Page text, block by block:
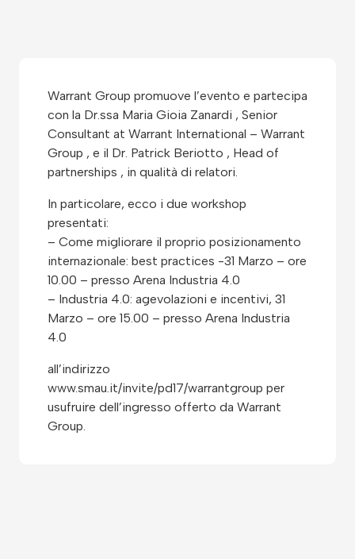
Warrant Group promuove l’evento e partecipa
con la Dr.ssa Maria Gioia Zanardi , Senior
Consultant at Warrant International – Warrant
Group , e il Dr. Patrick Beriotto , Head of
partnerships , in qualità di relatori.
In particolare, ecco i due workshop
presentati:
– Come migliorare il proprio posizionamento
internazionale: best practices -31 Marzo – ore
10.00 – presso Arena Industria 4.0
– Industria 4.0: agevolazioni e incentivi, 31
Marzo – ore 15.00 – presso Arena Industria
4.0
all’indirizzo
www.smau.it/invite/pd17/warrantgroup per
usufruire dell’ingresso offerto da Warrant
Group.